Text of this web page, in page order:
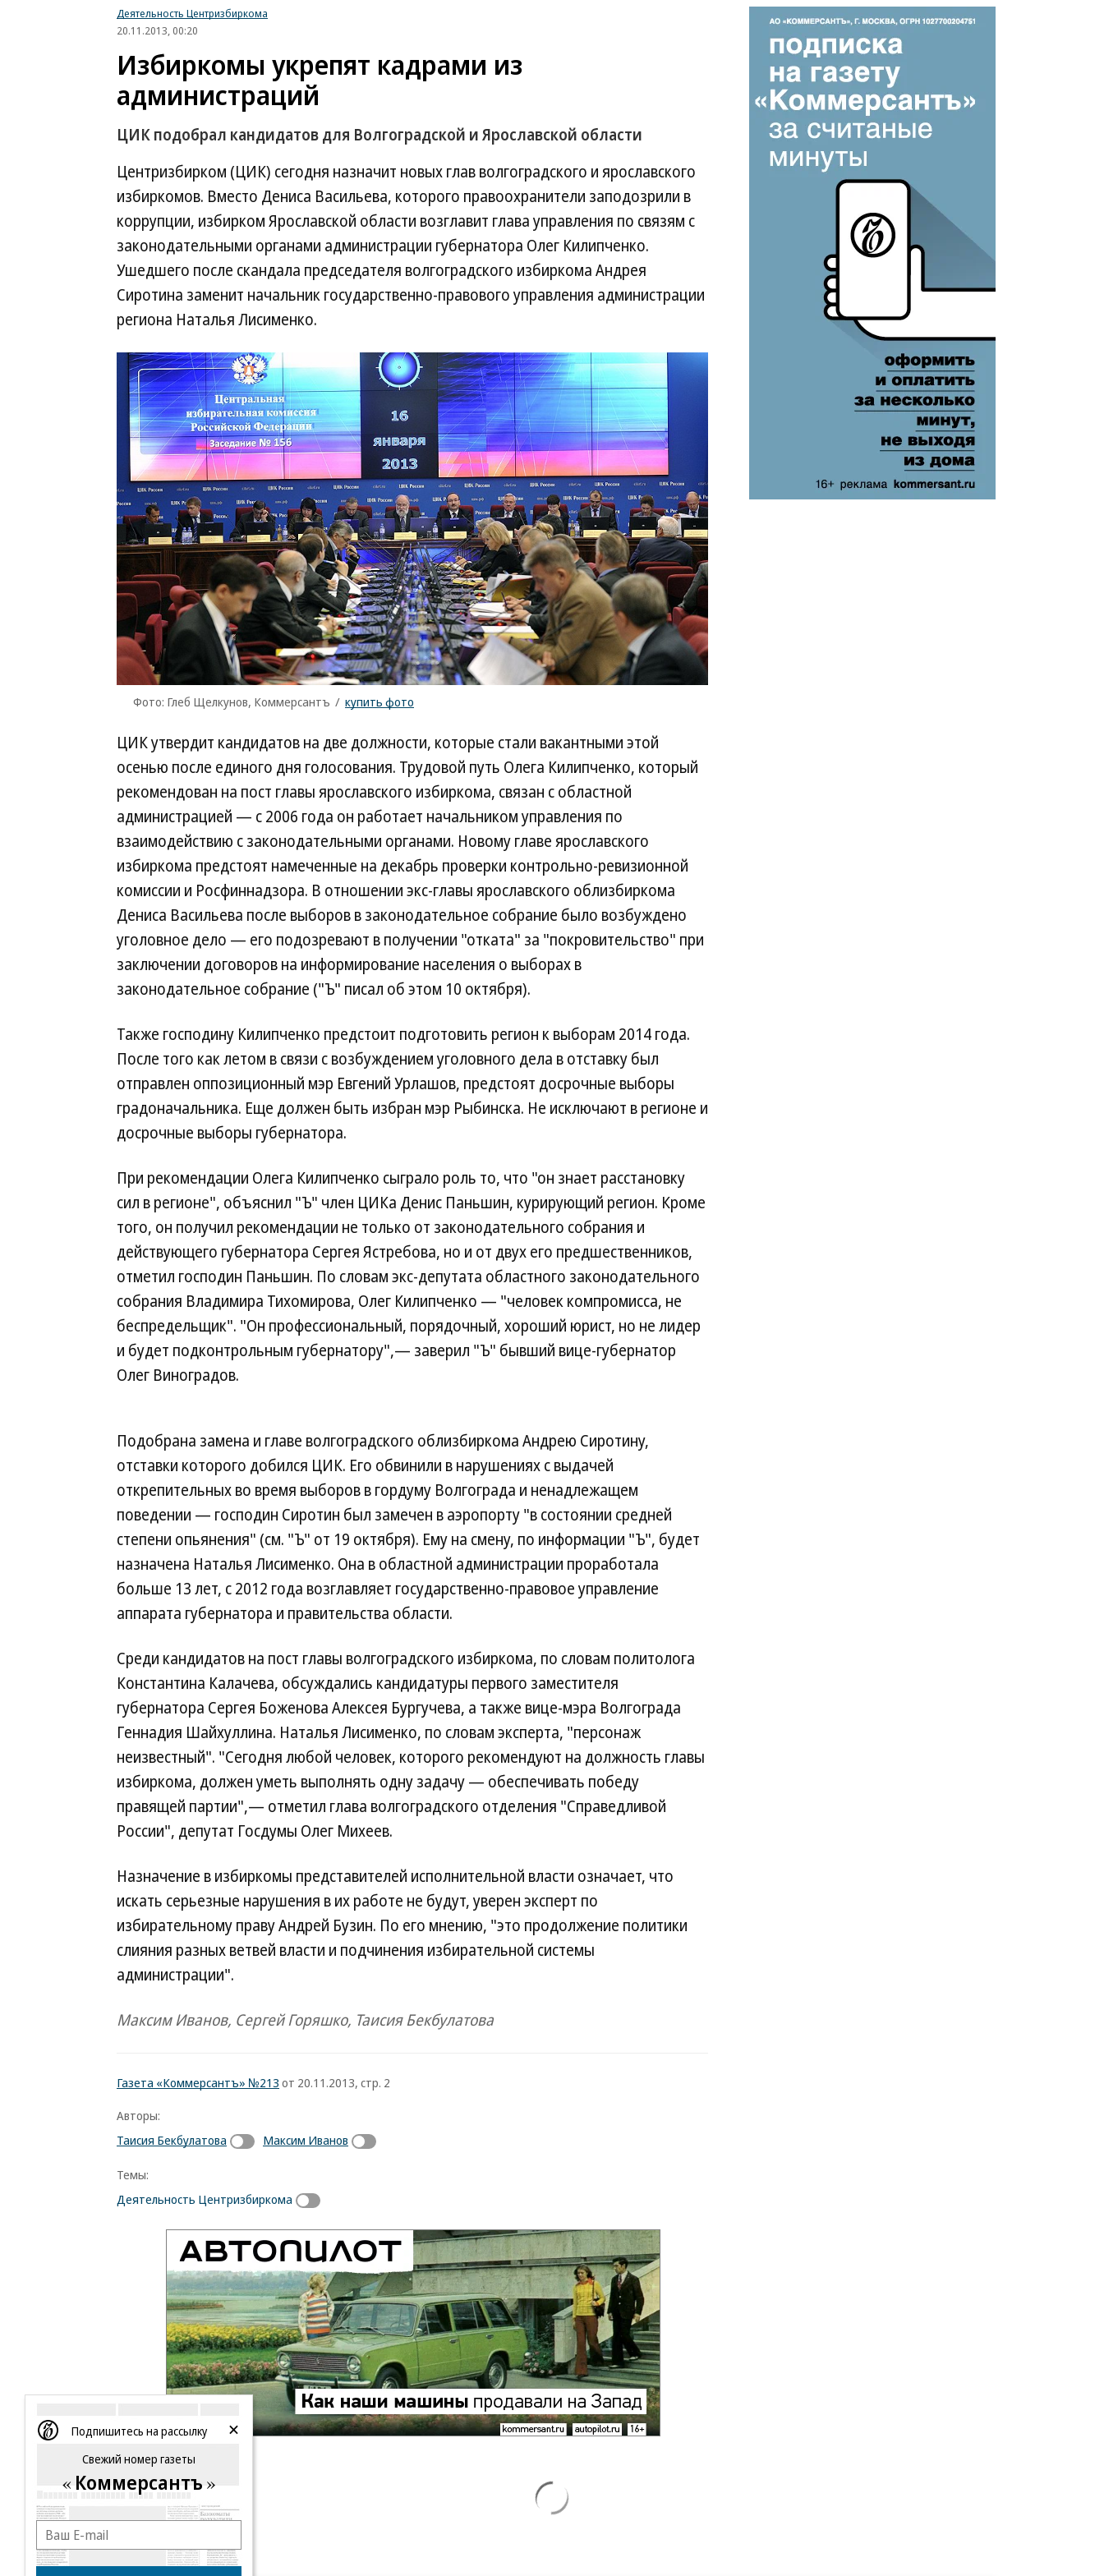
Деятельность Центризбиркома
20.11.2013, 00:20
Избиркомы укрепят кадрами из
администраций
ЦИК подобрал кандидатов для Волгоградской и Ярославской области
Центризбирком (ЦИК) сегодня назначит новых глав волгоградского и ярославского
избиркомов. Вместо Дениса Васильева, которого правоохранители заподозрили в
коррупции, избирком Ярославской области возглавит глава управления по связям с
законодательными органами администрации губернатора Олег Килипченко.
Ушедшего после скандала председателя волгоградского избиркома Андрея
Сиротина заменит начальник государственно-правового управления администрации
региона Наталья Лисименко.
Фото: Глеб Щелкунов, Коммерсантъ / купить фото
ЦИК утвердит кандидатов на две должности, которые стали вакантными этой
осенью после единого дня голосования. Трудовой путь Олега Килипченко, который
рекомендован на пост главы ярославского избиркома, связан с областной
администрацией — с 2006 года он работает начальником управления по
взаимодействию с законодательными органами. Новому главе ярославского
избиркома предстоят намеченные на декабрь проверки контрольно-ревизионной
комиссии и Росфиннадзора. В отношении экс-главы ярославского облизбиркома
Дениса Васильева после выборов в законодательное собрание было возбуждено
уголовное дело — его подозревают в получении "отката" за "покровительство" при
заключении договоров на информирование населения о выборах в
законодательное собрание ("Ъ" писал об этом 10 октября).
Также господину Килипченко предстоит подготовить регион к выборам 2014 года.
После того как летом в связи с возбуждением уголовного дела в отставку был
отправлен оппозиционный мэр Евгений Урлашов, предстоят досрочные выборы
градоначальника. Еще должен быть избран мэр Рыбинска. Не исключают в регионе и
досрочные выборы губернатора.
При рекомендации Олега Килипченко сыграло роль то, что "он знает расстановку
сил в регионе", объяснил "Ъ" член ЦИКа Денис Паньшин, курирующий регион. Кроме
того, он получил рекомендации не только от законодательного собрания и
действующего губернатора Сергея Ястребова, но и от двух его предшественников,
отметил господин Паньшин. По словам экс-депутата областного законодательного
собрания Владимира Тихомирова, Олег Килипченко — "человек компромисса, не
беспредельщик". "Он профессиональный, порядочный, хороший юрист, но не лидер
и будет подконтрольным губернатору",— заверил "Ъ" бывший вице-губернатор
Олег Виноградов.
Подобрана замена и главе волгоградского облизбиркома Андрею Сиротину,
отставки которого добился ЦИК. Его обвинили в нарушениях с выдачей
открепительных во время выборов в гордуму Волгограда и ненадлежащем
поведении — господин Сиротин был замечен в аэропорту "в состоянии средней
степени опьянения" (см. "Ъ" от 19 октября). Ему на смену, по информации "Ъ", будет
назначена Наталья Лисименко. Она в областной администрации проработала
больше 13 лет, с 2012 года возглавляет государственно-правовое управление
аппарата губернатора и правительства области.
Среди кандидатов на пост главы волгоградского избиркома, по словам политолога
Константина Калачева, обсуждались кандидатуры первого заместителя
губернатора Сергея Боженова Алексея Бургучева, а также вице-мэра Волгограда
Геннадия Шайхуллина. Наталья Лисименко, по словам эксперта, "персонаж
неизвестный". "Сегодня любой человек, которого рекомендуют на должность главы
избиркома, должен уметь выполнять одну задачу — обеспечивать победу
правящей партии",— отметил глава волгоградского отделения "Справедливой
России", депутат Госдумы Олег Михеев.
Назначение в избиркомы представителей исполнительной власти означает, что
искать серьезные нарушения в их работе не будут, уверен эксперт по
избирательному праву Андрей Бузин. По его мнению, "это продолжение политики
слияния разных ветвей власти и подчинения избирательной системы
администрации".
Максим Иванов, Сергей Горяшко, Таисия Бекбулатова
Газета «Коммерсантъ» №213 от 20.11.2013, стр. 2
Авторы:
Таисия Бекбулатова
Максим Иванов
Темы:
Деятельность Центризбиркома
Подпишитесь на рассылку
Свежий номер газеты
Коммерсантъ